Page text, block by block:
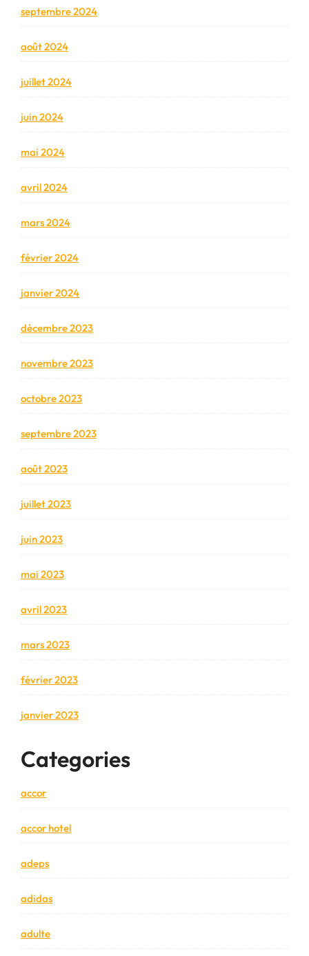
septembre 2024
août 2024
juillet 2024
juin 2024
mai 2024
avril 2024
mars 2024
février 2024
janvier 2024
décembre 2023
novembre 2023
octobre 2023
septembre 2023
août 2023
juillet 2023
juin 2023
mai 2023
avril 2023
mars 2023
février 2023
janvier 2023
Categories
accor
accor hotel
adeps
adidas
adulte